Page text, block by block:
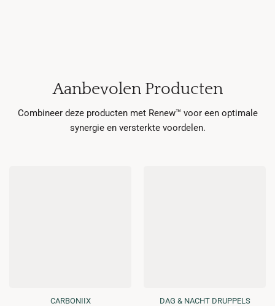
Aanbevolen Producten
Combineer deze producten met Renew™ voor een optimale
synergie en versterkte voordelen.
CARBONIIX
DAG & NACHT DRUPPELS